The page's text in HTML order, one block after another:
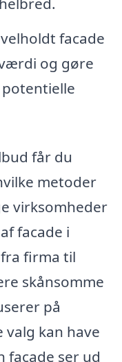
facade
og gøre
får du
metoder
virksomheder
facade i
firma til
skånsomme
på
kan have
facade ser ud